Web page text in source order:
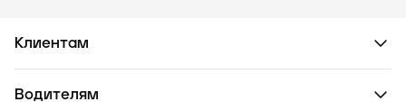
Клиентам
Водителям